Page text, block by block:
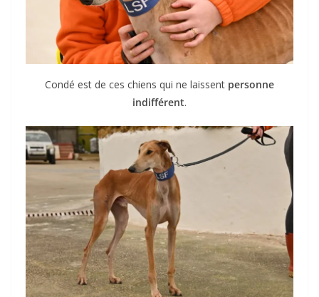
Condé est de ces chiens qui ne laissent personne
indifférent.